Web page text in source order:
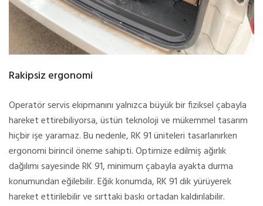
Rakipsiz ergonomi
Operatör servis ekipmanını yalnızca büyük bir fiziksel çabayla
hareket ettirebiliyorsa, üstün teknoloji ve mükemmel tasarım
hiçbir işe yaramaz. Bu nedenle, RK 91 üniteleri tasarlanırken
ergonomi birincil öneme sahipti. Optimize edilmiş ağırlık
dağılımı sayesinde RK 91, minimum çabayla ayakta durma
konumundan eğilebilir. Eğik konumda, RK 91 dik yürüyerek
hareket ettirilebilir ve sırttaki baskı ortadan kaldırılabilir.